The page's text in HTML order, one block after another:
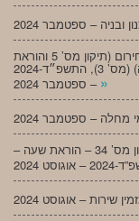
מעו”דכן יחסי עבודה – צו הגנה על עובדים בשעת חירום (תיקון מס’ 5 והוראת
שעה – חרבות ברזל) (הארכת תקופת הוראת השעה) (מס’ 3), התשפ״ד-2024
– ספטמבר 2024 »
מעו”דכן יחסי עבודה – חוק פיצויי פיטורים (תיקון מס’ 34 – הוראת שעה –